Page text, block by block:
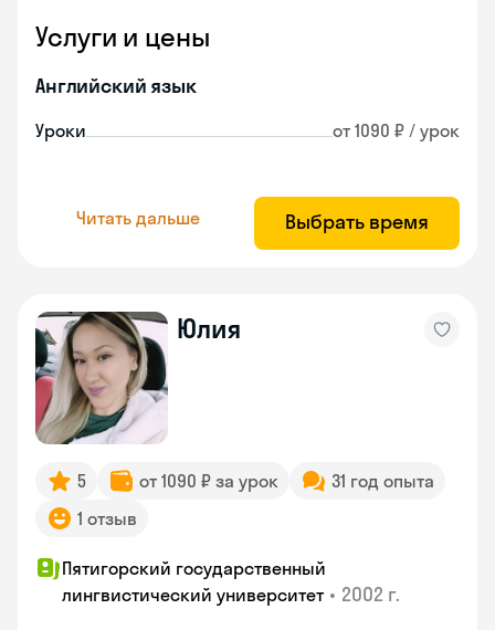
Услуги и цены
Английский язык
Уроки от 1090 ₽ / урок
Читать дальше Выбрать время
Юлия
5 от 1090 ₽ за урок
31 год опыта
1 отзыв
Пятигорский государственный
лингвистический университет • 2002 г.